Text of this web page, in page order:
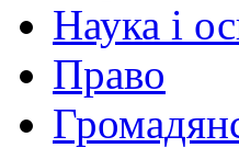
Наука і
Право